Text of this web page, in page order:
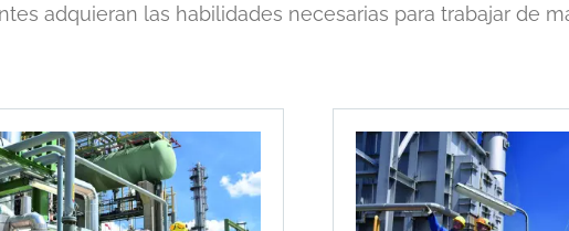
adquieran las habilidades necesarias para trabajar de